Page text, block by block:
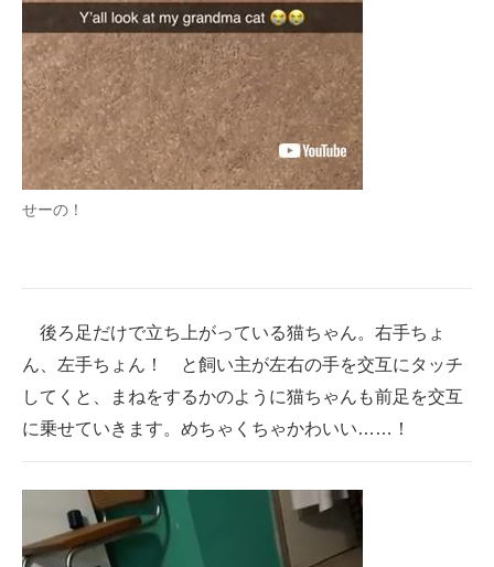
せーの！
後ろ足だけで立ち上がっている猫ちゃん。右手ちょ
ん、左手ちょん！ と飼い主が左右の手を交互にタッチ
してくと、まねをするかのように猫ちゃんも前足を交互
に乗せていきます。めちゃくちゃかわいい……！